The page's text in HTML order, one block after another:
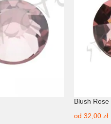
Blush Rose
od 32,00 zł